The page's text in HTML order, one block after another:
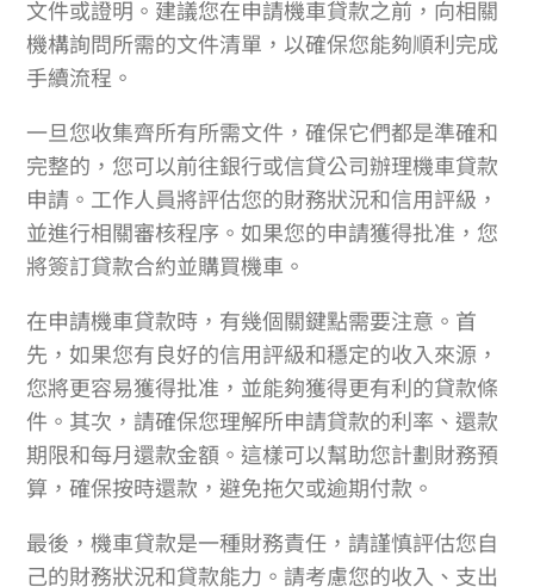
文件或證明。建議您在申請機車貸款之前，向相關
機構詢問所需的文件清單，以確保您能夠順利完成
手續流程。
一旦您收集齊所有所需文件，確保它們都是準確和
完整的，您可以前往銀行或信貸公司辦理機車貸款
申請。工作人員將評估您的財務狀況和信用評級，
並進行相關審核程序。如果您的申請獲得批准，您
將簽訂貸款合約並購買機車。
在申請機車貸款時，有幾個關鍵點需要注意。首
先，如果您有良好的信用評級和穩定的收入來源，
您將更容易獲得批准，並能夠獲得更有利的貸款條
件。其次，請確保您理解所申請貸款的利率、還款
期限和每月還款金額。這樣可以幫助您計劃財務預
算，確保按時還款，避免拖欠或逾期付款。
最後，機車貸款是一種財務責任，請謹慎評估您自
己的財務狀況和貸款能力。請考慮您的收入、支出